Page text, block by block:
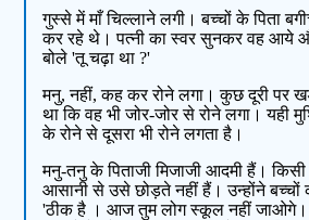
गुस्से में माँ चिल्लाने लगी। बच्चों के पिता
कर रहे थे। पत्नी का स्वर सुनकर वह आये
बोले 'तू चढ़ा था ?'
मनु, नहीं, कह कर रोने लगा। कुछ दूरी पर
था कि वह भी जोर-जोर से रोने लगा। यही
के रोने से दूसरा भी रोने लगता है।
मनु-तनु के पिताजी मिजाजी आदमी हैं।
आसानी से उसे छोड़ते नहीं हैं। उन्होंने बच्चों
'ठीक है । आज तुम लोग स्कूल नहीं जाओगे।